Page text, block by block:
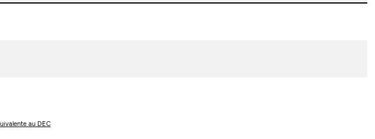
au DEC